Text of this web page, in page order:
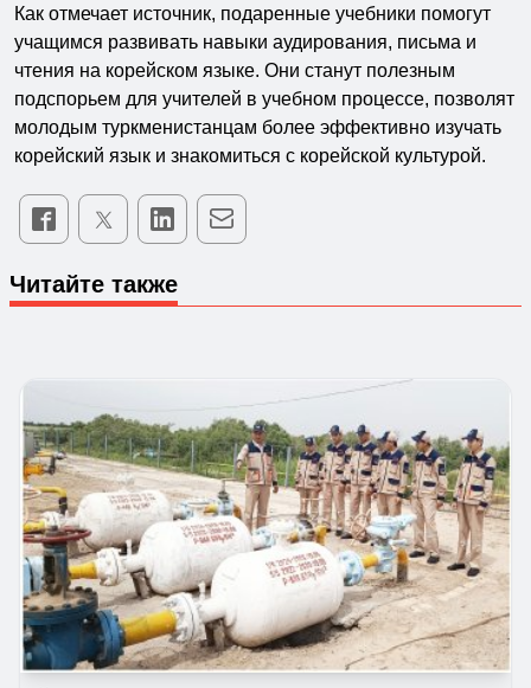
Как отмечает источник, подаренные учебники помогут
учащимся развивать навыки аудирования, письма и
чтения на корейском языке. Они станут полезным
подспорьем для учителей в учебном процессе, позволят
молодым туркменистанцам более эффективно изучать
корейский язык и знакомиться с корейской культурой.
Читайте также